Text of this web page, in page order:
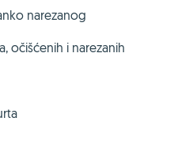
narezanog
očišćenih i narezanih